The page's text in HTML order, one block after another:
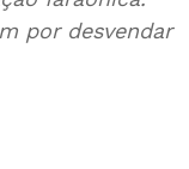
por desvendar